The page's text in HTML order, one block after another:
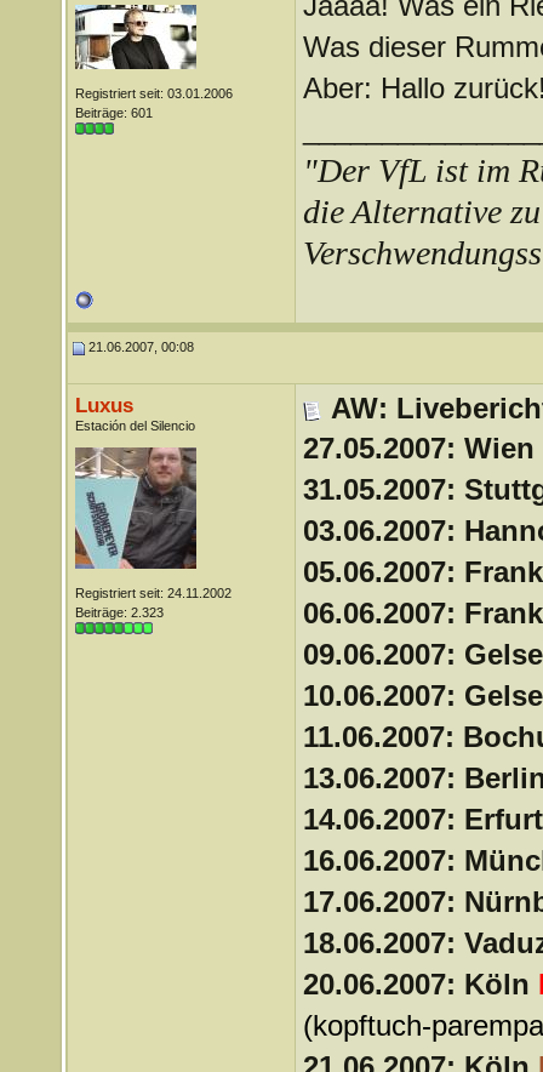
Registriert seit: 03.01.2006
Beiträge: 601
Was dieser
Aber: Hallo
"Der VfL ist im
die Alternative
21.06.2007, 00:08
Luxus
Estación del Silencio
Registriert seit: 24.11.2002
Beiträge: 2.323
AW:
27.05.2007: Wien
31.05.2007:
03.06.2007:
05.06.2007:
06.06.2007:
09.06.2007:
10.06.2007:
11.06.2007:
13.06.2007:
14.06.2007:
16.06.2007:
17.06.2007:
18.06.2007:
20.06.2007: Köln
(kopftuch-